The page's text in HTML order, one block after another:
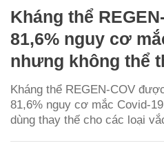
Kháng thể
81,6% nguy cơ
nhưng không thể
Kháng thể REGEN-COV
81,6% nguy cơ mắc Covid-
dùng thay thế cho các loại